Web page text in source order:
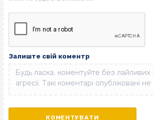
Залиште свій коментр